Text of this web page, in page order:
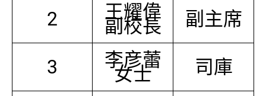
2 王耀偉
副校長 副主席
3 李彦蕾
女士 司庫